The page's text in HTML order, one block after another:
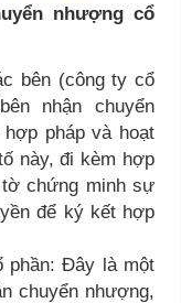
nhượng cổ
bên (công ty cổ
nhận chuyển
pháp và hoạt
này, đi kèm hợp
chứng minh sự
để ký kết hợp
phần: Đây là một
chuyển nhượng,